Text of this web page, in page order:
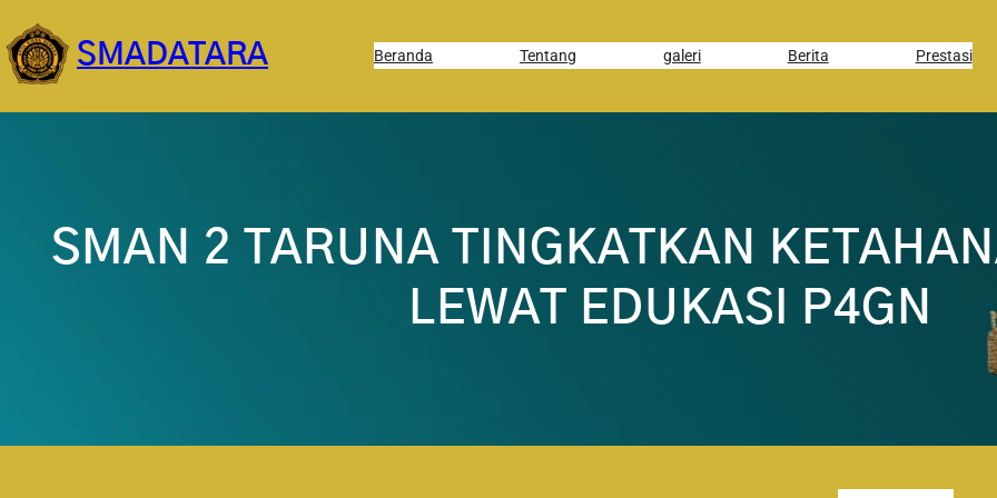
ke
konten
SMADATARA Beranda Tentang galeri Berita Prestasi
SMAN 2 TARUNA TINGKATKAN
LEWAT EDUKASI P4GN